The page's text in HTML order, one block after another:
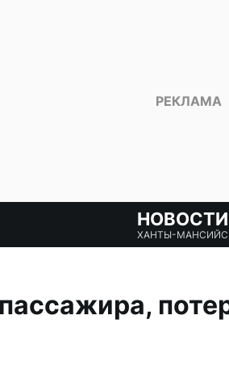
НОВОСТИ
ХАНТЫ-